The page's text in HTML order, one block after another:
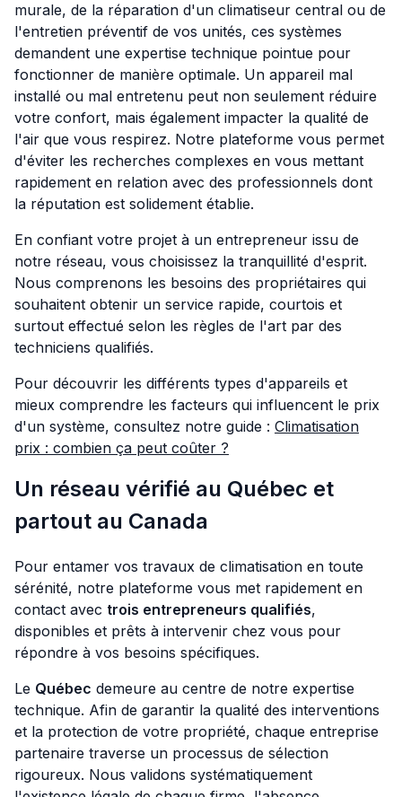
murale, de la réparation d'un climatiseur central ou de
l'entretien préventif de vos unités, ces systèmes
demandent une expertise technique pointue pour
fonctionner de manière optimale. Un appareil mal
installé ou mal entretenu peut non seulement réduire
votre confort, mais également impacter la qualité de
l'air que vous respirez. Notre plateforme vous permet
d'éviter les recherches complexes en vous mettant
rapidement en relation avec des professionnels dont
la réputation est solidement établie.
En confiant votre projet à un entrepreneur issu de
notre réseau, vous choisissez la tranquillité d'esprit.
Nous comprenons les besoins des propriétaires qui
souhaitent obtenir un service rapide, courtois et
surtout effectué selon les règles de l'art par des
techniciens qualifiés.
Pour découvrir les différents types d'appareils et
mieux comprendre les facteurs qui influencent le prix
d'un système, consultez notre guide : Climatisation
prix : combien ça peut coûter ?
Un réseau vérifié au Québec et
partout au Canada
Pour entamer vos travaux de climatisation en toute
sérénité, notre plateforme vous met rapidement en
contact avec trois entrepreneurs qualifiés,
disponibles et prêts à intervenir chez vous pour
répondre à vos besoins spécifiques.
Le Québec demeure au centre de notre expertise
technique. Afin de garantir la qualité des interventions
et la protection de votre propriété, chaque entreprise
partenaire traverse un processus de sélection
rigoureux. Nous validons systématiquement